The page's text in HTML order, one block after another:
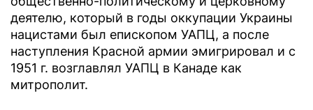
деятелю, который в годы оккупации Украины
нацистами был епископом УАПЦ, а после
наступления Красной армии эмигрировал и с
1951 г. возглавлял УАПЦ в Канаде как
митрополит.